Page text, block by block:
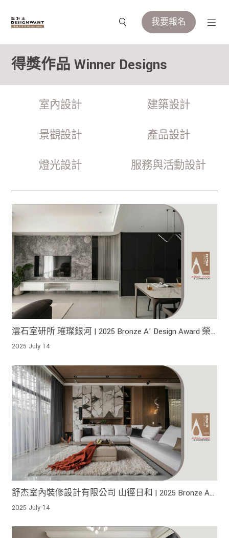
我要報名
得獎作品 Winner Designs
室內設計 建築設計
景觀設計 產品設計
燈光設計 服務與活動設計
澐石室研所 璀璨銀河 | 2025 Bronze A' Design Award 榮
獲銅獎 !
2025 July 14
舒杰室內裝修設計有限公司 山徑日和 | 2025 Bronze A'
Design Award 榮獲銅獎 !
2025 July 14